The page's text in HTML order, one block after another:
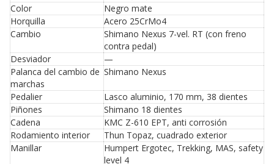
Color
Negro mate
Horquilla
Acero 25CrMo4
Cambio
Shimano Nexus 7-vel. RT (con freno
contra pedal)
Desviador
—
Palanca del cambio de
marchas
Shimano Nexus
Pedalier
Lasco aluminio, 170 mm, 38 dientes
Piñones
Shimano 18 dientes
Cadena
KMC Z-610 EPT, anti corrosión
Rodamiento interior
Thun Topaz, cuadrado exterior
Manillar
Humpert Ergotec, Trekking, MAS, safety
level 4